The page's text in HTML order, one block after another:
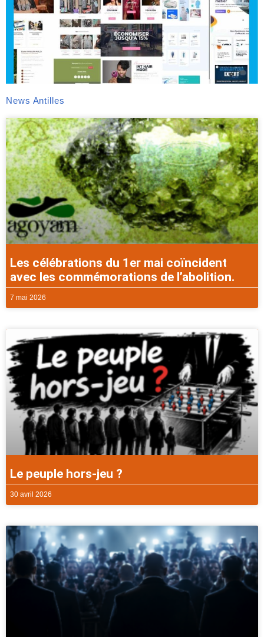
News Antilles
Les célébrations du 1er mai coïncident
avec les commémorations de l’abolition.
7 mai 2026
Le peuple hors-jeu ?
30 avril 2026